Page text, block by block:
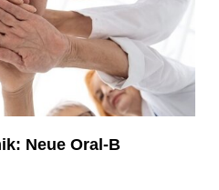
Neue Oral-B